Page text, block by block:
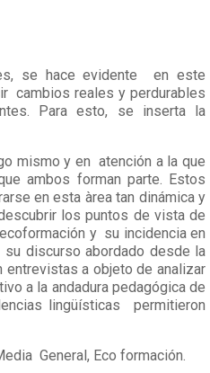
se hace evidente en este
cambios reales y perdurables
Para esto, se inserta la
mismo y en atención a la que
ambos forman parte. Estos
en esta àrea tan dinámica y
los puntos de vista de
y su incidencia en
discurso abordado desde la
a objeto de analizar
a la andadura pedagógica de
lingüísticas permitieron
General, Eco formación.